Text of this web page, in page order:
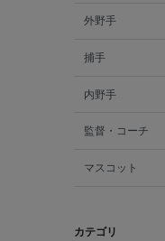
外野手
捕手
内野手
監督・コーチ
マスコット
カテゴリ